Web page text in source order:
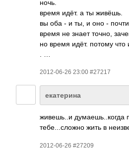
ночь.
время идёт. а ты живёшь.
вы оба - и ты, и оно -
время не знает точно,
но время идёт. потому что
2012-06-26 23:00 #27217
екатерина
живе­шь..и дума­ешь.­.когда
тебе­...с­ложно жить в
2012-06-26 #27209